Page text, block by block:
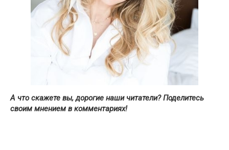
А что скажете вы, дорогие наши читатели? Поделитесь
своим мнением в комментариях!